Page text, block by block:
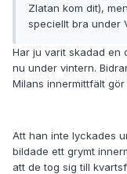
Zlatan kom dit),
speciellt bra under
Har ju varit skadad en
nu under vintern.
Milans innermittfält
Att han inte lyckades
bildade ett grymt
att de tog sig till